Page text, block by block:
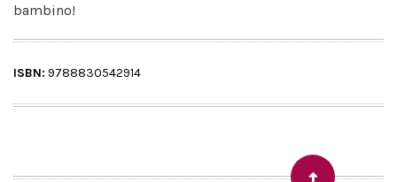
bambino!
ISBN: 9788830542914